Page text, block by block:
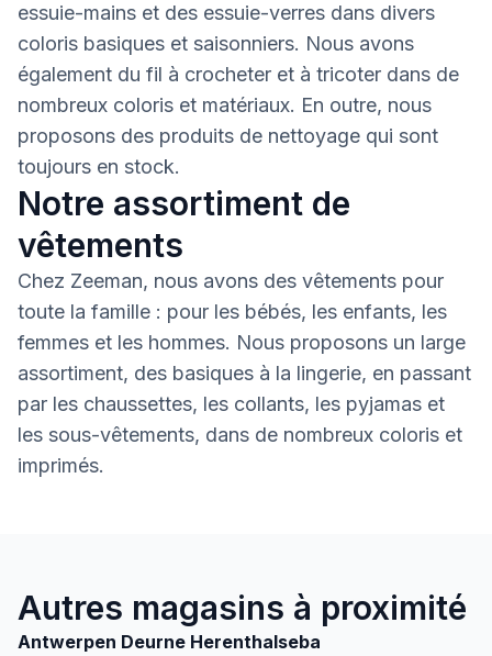
essuie-mains et des essuie-verres dans divers
coloris basiques et saisonniers. Nous avons
également du fil à crocheter et à tricoter dans de
nombreux coloris et matériaux. En outre, nous
proposons des produits de nettoyage qui sont
toujours en stock.
Notre assortiment de
vêtements
Chez Zeeman, nous avons des vêtements pour
toute la famille : pour les bébés, les enfants, les
femmes et les hommes. Nous proposons un large
assortiment, des basiques à la lingerie, en passant
par les chaussettes, les collants, les pyjamas et
les sous-vêtements, dans de nombreux coloris et
imprimés.
Autres magasins à proximité
Antwerpen Deurne Herenthalseba